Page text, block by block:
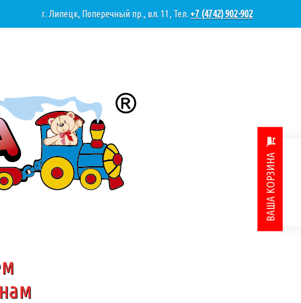
г. Липецк, Поперечный пр., вл. 11, Тел. +7 (4742) 902-902
ВАША КОРЗИНА